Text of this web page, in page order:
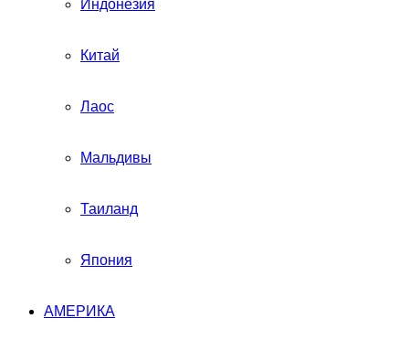
Индонезия
Китай
Лаос
Мальдивы
Таиланд
Япония
АМЕРИКА